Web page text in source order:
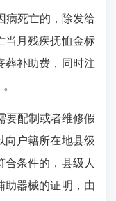
死亡的，除发给
当月残疾抚恤金标
葬补助费，同时注
配制或者维修假
向户籍所在地县级
合条件的，县级人
助器械的证明，由